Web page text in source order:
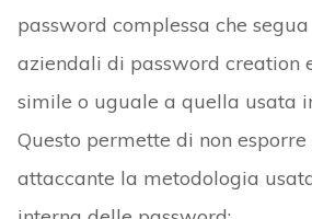
password complessa che
aziendali di password creation
simile o uguale a quella usata
Questo permette di non
attaccante la metodologia